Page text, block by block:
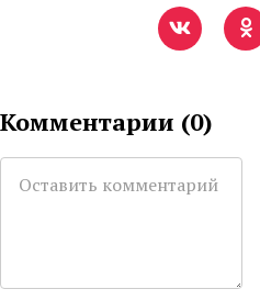
Комментарии (0)